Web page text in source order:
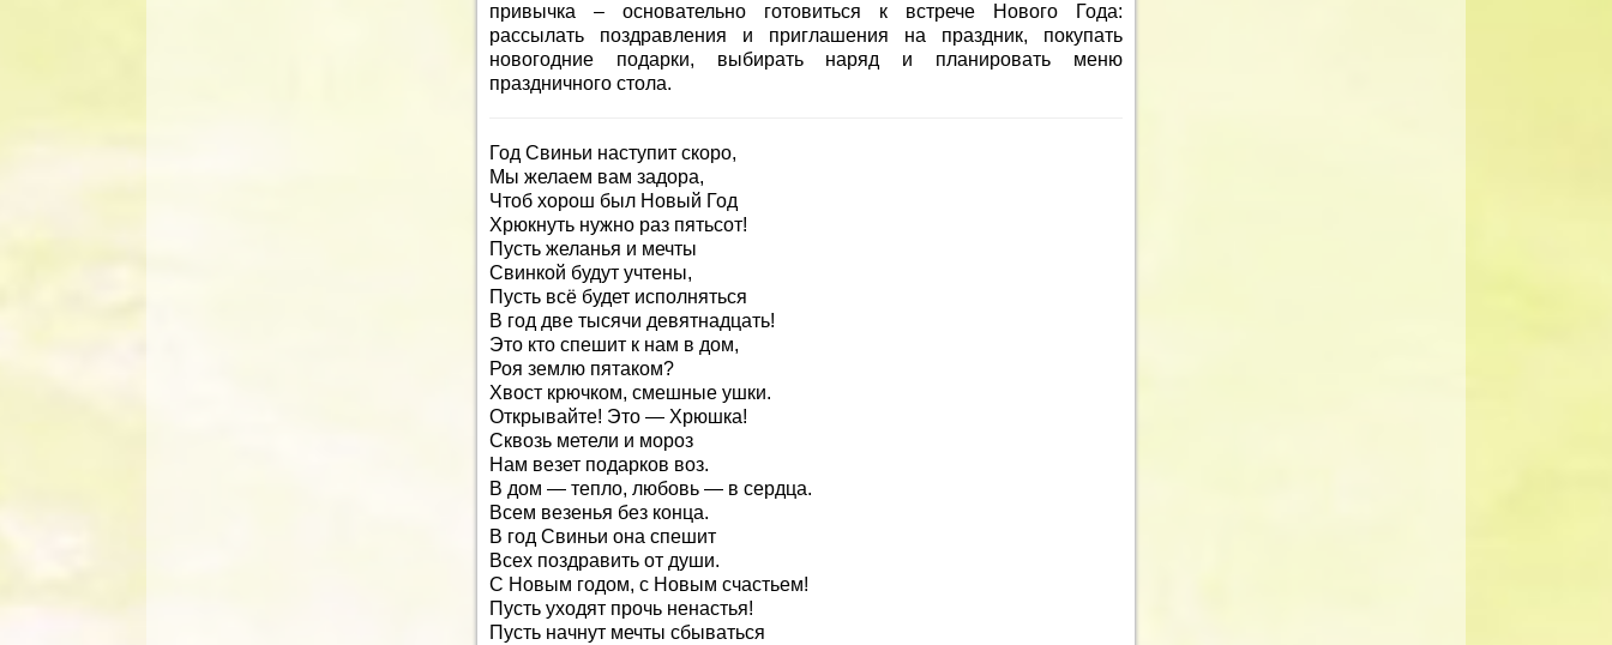
привычка – основательно готовиться к встрече Нового Года:
рассылать поздравления и приглашения на праздник, покупать
новогодние подарки, выбирать наряд и планировать меню
праздничного стола.
Год Свиньи наступит скоро,
Мы желаем вам задора,
Чтоб хорош был Новый Год
Хрюкнуть нужно раз пятьсот!
Пусть желанья и мечты
Свинкой будут учтены,
Пусть всё будет исполняться
В год две тысячи девятнадцать!
Это кто спешит к нам в дом,
Роя землю пятаком?
Хвост крючком, смешные ушки.
Открывайте! Это — Хрюшка!
Сквозь метели и мороз
Нам везет подарков воз.
В дом — тепло, любовь — в сердца.
Всем везенья без конца.
В год Свиньи она спешит
Всех поздравить от души.
С Новым годом, с Новым счастьем!
Пусть уходят прочь ненастья!
Пусть начнут мечты сбываться